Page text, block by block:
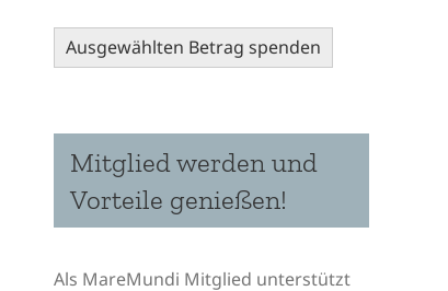
Beach Clean-Up am Strand
von Zala, Stara Baška
Ausgewählten Betrag spenden
Mitglied werden und
Vorteile genießen!
Als MareMundi Mitglied unterstützt